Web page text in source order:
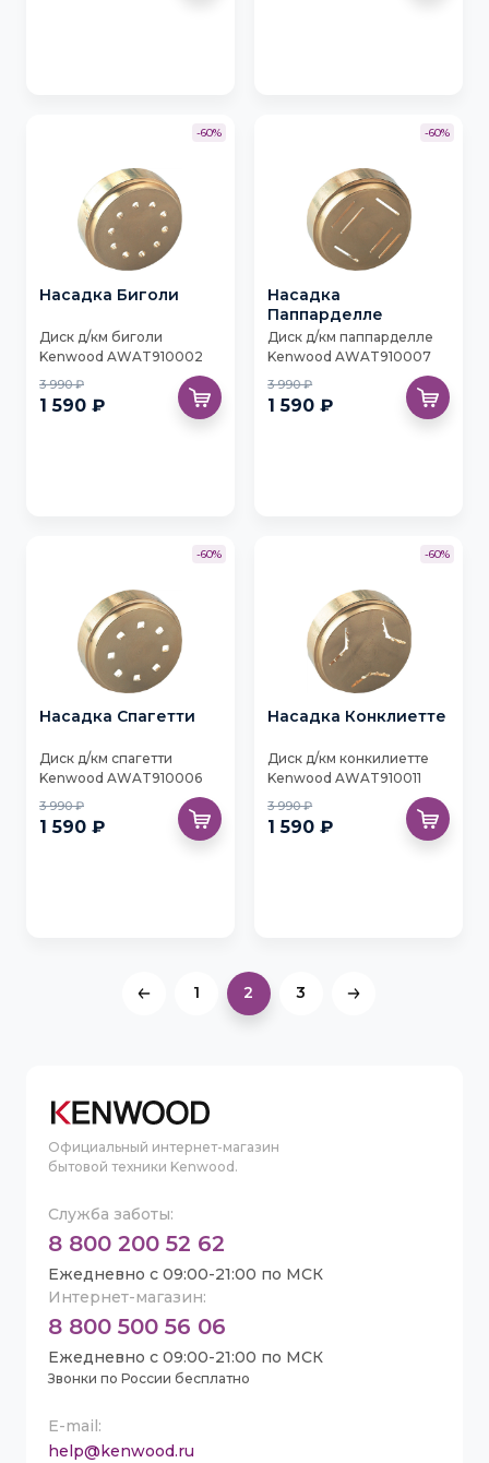
-60%
Насадка Биголи
Диск д/км биголи
Kenwood AWAT910002
3 990 ₽
1 590 ₽
-60%
Насадка
Паппарделле
Диск д/км паппарделле
Kenwood AWAT910007
3 990 ₽
1 590 ₽
-60%
Насадка Спагетти
Диск д/км спагетти
Kenwood AWAT910006
3 990 ₽
1 590 ₽
-60%
Насадка Конклиетте
Диск д/км конкилиетте
Kenwood AWAT910011
3 990 ₽
1 590 ₽
1 2 3
Официальный интернет-магазин
бытовой техники Kenwood.
E-mail:
help@kenwood.ru
Служба заботы:
8 800 200 52 62
Ежедневно с 09:00-21:00 по МСК
Интернет-магазин:
8 800 500 56 06
Ежедневно с 09:00-21:00 по МСК
Звонки по России бесплатно